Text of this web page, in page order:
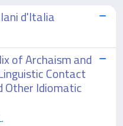
d'Italia
of Archaism and
Contact
Other Idiomatic